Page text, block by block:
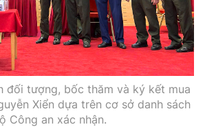
đối tượng, bốc thăm và ký kết mua
Xiển dựa trên cơ sở danh sách
Công an xác nhận.